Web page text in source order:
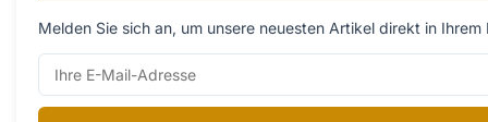
Melden Sie sich an, um unsere neuesten Artikel direkt in